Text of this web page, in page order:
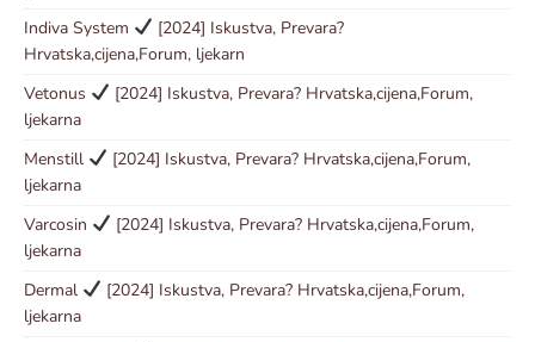
Indiva System
[2024] Iskustva, Prevara?
Hrvatska,cijena,Forum, ljekarn
Vetonus
[2024] Iskustva, Prevara? Hrvatska,cijena,Forum,
ljekarna
Menstill
[2024] Iskustva, Prevara? Hrvatska,cijena,Forum,
ljekarna
Varcosin
[2024] Iskustva, Prevara? Hrvatska,cijena,Forum,
ljekarna
Dermal
[2024] Iskustva, Prevara? Hrvatska,cijena,Forum,
ljekarna